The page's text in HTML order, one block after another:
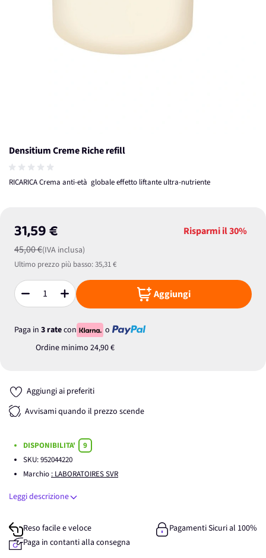
Densitium Creme Riche refill
RICARICA Crema anti-età globale effetto liftante ultra-nutriente
31,59 €
45,00 €(IVA inclusa)
Risparmi il30%
Ultimo prezzo più basso:35,31 €
Quantità Aggiungi
Paga in 3 ratecon
o
Ordine minimo 24,90 €
Aggiungi ai preferiti
Avvisami quando il prezzo scende
DISPONIBILITA'
9
SKU:952044220
Marchio : LABORATOIRES SVR
Leggi descrizione
Reso facile e veloce
Pagamenti Sicuri al 100%
Paga in contanti alla consegna